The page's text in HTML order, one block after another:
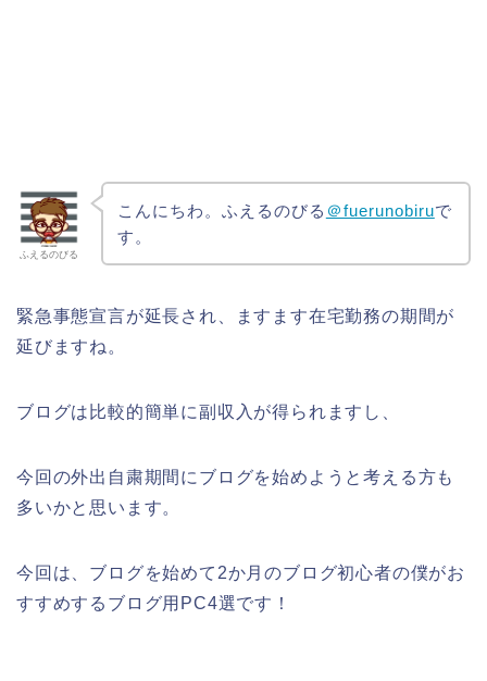
ふえるのびる
こんにちわ。ふえるのびる ＠fuerunobiruで
す。
緊急事態宣言が延長され、ますます在宅勤務の期間が
延びますね。
ブログは比較的簡単に副収入が得られますし、
今回の外出自粛期間にブログを始めようと考える方も
多いかと思います。
今回は、ブログを始めて2か月のブログ初心者の僕がお
すすめするブログ用PC4選です！